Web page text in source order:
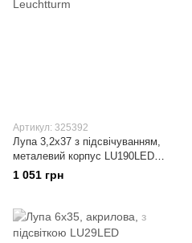
Артикул: 325392
Лупа 3,2x37 з підсвічуванням,
металевий корпус LU190LED
Leuchtturm
1 051 грн